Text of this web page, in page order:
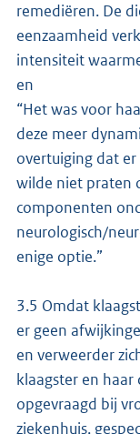
remediëren. De
eenzaamheid
intensiteit
en
“Het was voor
deze meer
overtuiging dat er
wilde niet praten
componenten
neurologisch/
enige optie.”
3.5 Omdat
er geen
en verweerder
klaagster en
opgevraagd bij
ziekenhuis,